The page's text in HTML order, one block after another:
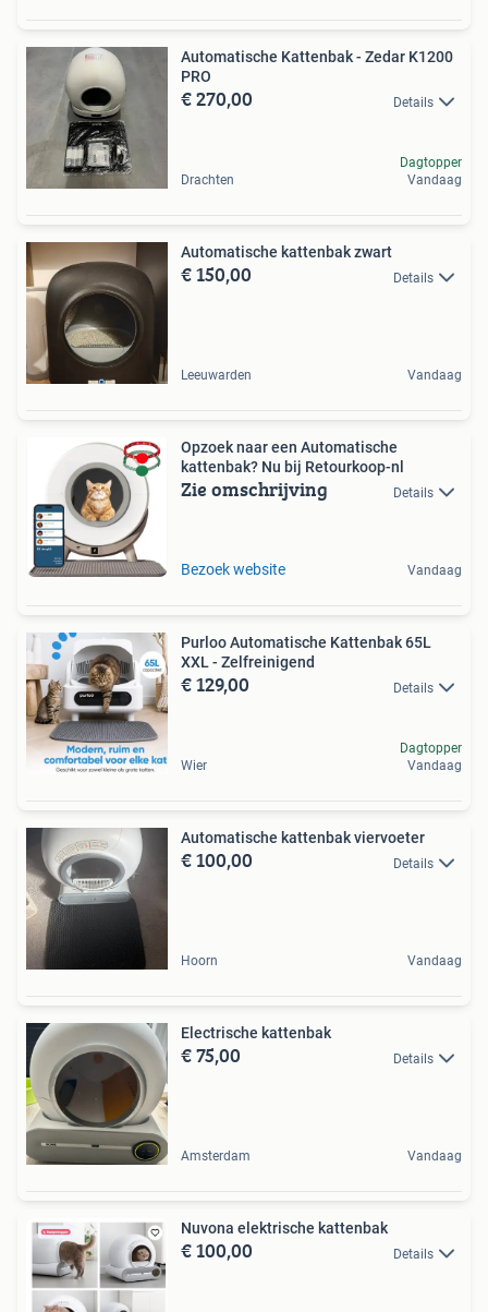
Automatische Kattenbak - Zedar K1200
PRO
€ 270,00 Details
Drachten
Dagtopper
Vandaag
Automatische kattenbak zwart
€ 150,00 Details
Leeuwarden Vandaag
Opzoek naar een Automatische
kattenbak? Nu bij Retourkoop-nl
Zie omschrijving Details
Bezoek website Vandaag
Purloo Automatische Kattenbak 65L
XXL - Zelfreinigend
€ 129,00 Details
Wier
Dagtopper
Vandaag
Automatische kattenbak viervoeter
€ 100,00 Details
Hoorn Vandaag
Electrische kattenbak
€ 75,00 Details
Amsterdam Vandaag
Nuvona elektrische kattenbak
€ 100,00 Details